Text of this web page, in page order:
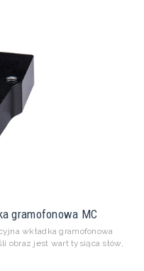
gramofonowa MC
wkładka gramofonowa
obraz jest wart tysiąca słów,